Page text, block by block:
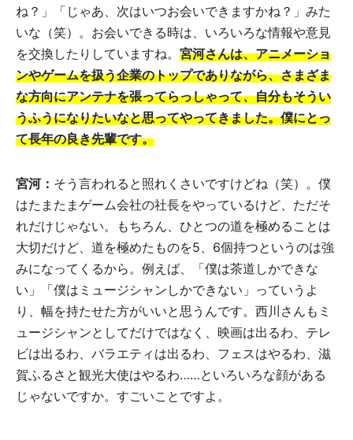
ね？」「じゃあ、次はいつお会いできますかね？」みた
いな（笑）。お会いできる時は、いろいろな情報や意見
を交換したりしていますね。 宮河さんは、アニメーショ
ンやゲームを扱う企業のトップでありながら、さまざま
な方向にアンテナを張ってらっしゃって、自分もそうい
うふうになりたいなと思ってやってきました。僕にとっ
て長年の良き先輩です。
宮河： そう言われると照れくさいですけどね（笑）。僕
はたまたまゲーム会社の社長をやっているけど、ただそ
れだけじゃない。もちろん、ひとつの道を極めることは
大切だけど、道を極めたものを5、6個持つというのは強
みになってくるから。例えば、「僕は茶道しかできな
い」「僕はミュージシャンしかできない」っていうよ
り、幅を持たせた方がいいと思うんです。西川さんもミ
ュージシャンとしてだけではなく、映画は出るわ、テレ
ビは出るわ、バラエティは出るわ、フェスはやるわ、滋
賀ふるさと観光大使はやるわ……といろいろな顔がある
じゃないですか。すごいことですよ。